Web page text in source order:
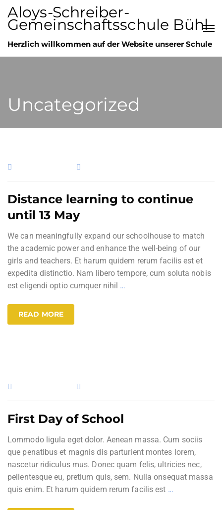
Aloys-Schreiber-
Gemeinschaftsschule Bühl
Herzlich willkommen auf der Website unserer Schule
Uncategorized
Distance learning to continue
until 13 May
We can meaningfully expand our schoolhouse to match
the academic power and enhance the well-being of our
girls and teachers. Et harum quidem rerum facilis est et
expedita distinctio. Nam libero tempore, cum soluta nobis
est eligendi optio cumquer nihil …
READ MORE
First Day of School
Lommodo ligula eget dolor. Aenean massa. Cum sociis
que penatibus et magnis dis parturient montes lorem,
nascetur ridiculus mus. Donec quam felis, ultricies nec,
pellentesque eu, pretium quis, sem. Nulla onsequat massa
quis enim. Et harum quidem rerum facilis est …